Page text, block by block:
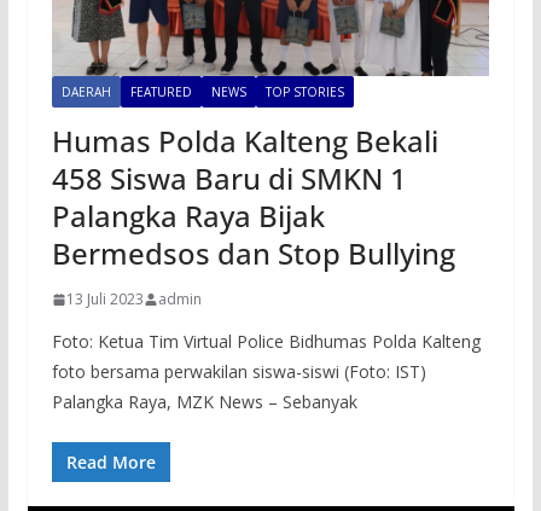
DAERAH FEATURED NEWS TOP STORIES
Humas Polda Kalteng Bekali
458 Siswa Baru di SMKN 1
Palangka Raya Bijak
Bermedsos dan Stop Bullying
13 Juli 2023 admin
Foto: Ketua Tim Virtual Police Bidhumas Polda Kalteng
foto bersama perwakilan siswa-siswi (Foto: IST)
Palangka Raya, MZK News – Sebanyak
Read More